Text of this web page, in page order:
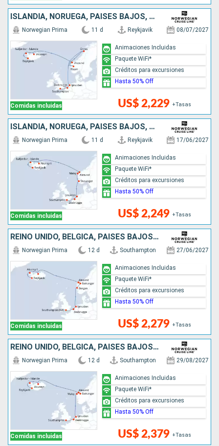
ISLANDIA, NORUEGA, PAISES BAJOS, BÉLGICA, REINO UNIDO
Comidas incluidas
Norwegian Prima 11 d Reykjavik 08/07/2027
US$ 2,229 +Tasas
Animaciones Incluidas
Paquete WiFi*
Créditos para excursiones
Hasta 50% Off
ISLANDIA, NORUEGA, PAISES BAJOS, BÉLGICA, REINO UNIDO
Comidas incluidas
Norwegian Prima 11 d Reykjavik 17/06/2027
US$ 2,249 +Tasas
Animaciones Incluidas
Paquete WiFi*
Créditos para excursiones
Hasta 50% Off
REINO UNIDO, BÉLGICA, PAISES BAJOS, NORUEGA, ISLANDIA
Comidas incluidas
Norwegian Prima 12 d Southampton 27/06/2027
US$ 2,279 +Tasas
Animaciones Incluidas
Paquete WiFi*
Créditos para excursiones
Hasta 50% Off
REINO UNIDO, BÉLGICA, PAISES BAJOS, NORUEGA, ISLANDIA
Comidas incluidas
Norwegian Prima 12 d Southampton 29/08/2027
US$ 2,379 +Tasas
Animaciones Incluidas
Paquete WiFi*
Créditos para excursiones
Hasta 50% Off